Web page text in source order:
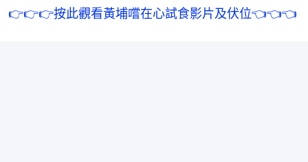
👉👉👉按此觀看黃埔嚐在心試食影片及伏位👈👈👈